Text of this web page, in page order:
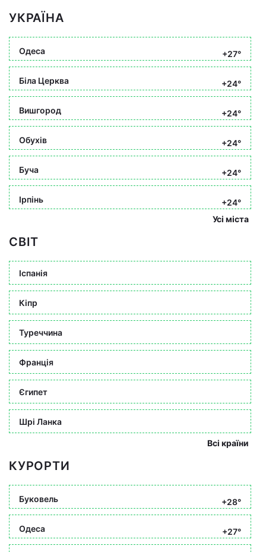
УКРАЇНА
Одеса +27°
Біла Церква +24°
Вишгород +24°
Обухів +24°
Буча +24°
Ірпінь
+24°
Усі міста
СВІТ
Іспанія
Кіпр
Туреччина
Франція
Єгипет
Шрі Ланка
Всі країни
КУРОРТИ
Буковель +28°
Одеса +27°